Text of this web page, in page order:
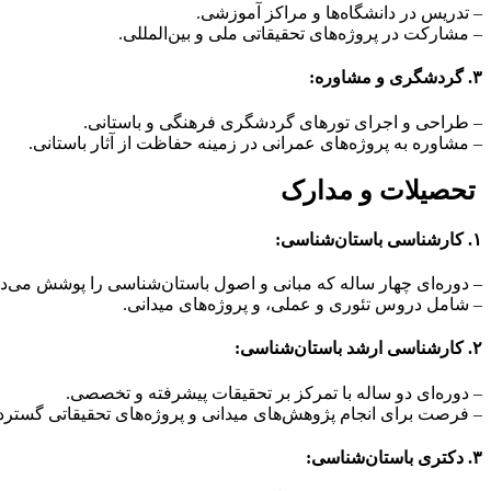
– تدریس در دانشگاه‌ها و مراکز آموزشی.
– مشارکت در پروژه‌های تحقیقاتی ملی و بین‌المللی.
۳. گردشگری و مشاوره:
– طراحی و اجرای تورهای گردشگری فرهنگی و باستانی.
– مشاوره به پروژه‌های عمرانی در زمینه حفاظت از آثار باستانی.
تحصیلات و مدارک
۱. کارشناسی باستان‌شناسی:
– دوره‌ای چهار ساله که مبانی و اصول باستان‌شناسی را پوشش
– شامل دروس تئوری و عملی، و پروژه‌های میدانی.
۲. کارشناسی ارشد باستان‌شناسی:
– دوره‌ای دو ساله با تمرکز بر تحقیقات پیشرفته و تخصصی.
– فرصت برای انجام پژوهش‌های میدانی و پروژه‌های تحقیقاتی
۳. دکتری باستان‌شناسی: